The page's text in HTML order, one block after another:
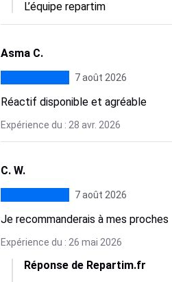
L’équipe repartim
Asma C.
7 août 2026
Réactif disponible et agréable
Expérience du : 28 avr. 2026
C. W.
7 août 2026
Je recommanderais à mes proches
Expérience du : 26 mai 2026
Réponse de Repartim.fr